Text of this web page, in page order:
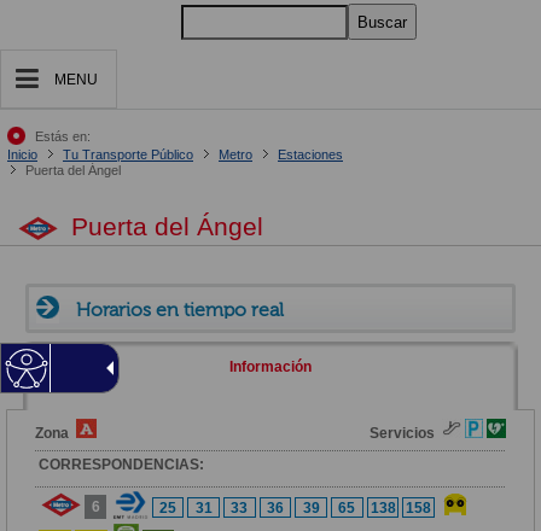
Buscar
MENU
Estás en:
Inicio
Tu Transporte Público Metro
Estaciones
Puerta del Ángel
Puerta del Ángel
Horarios en tiempo real
Información
Zona
Servicios
CORRESPONDENCIAS:
6 25 31 33 36 39 65 138
158